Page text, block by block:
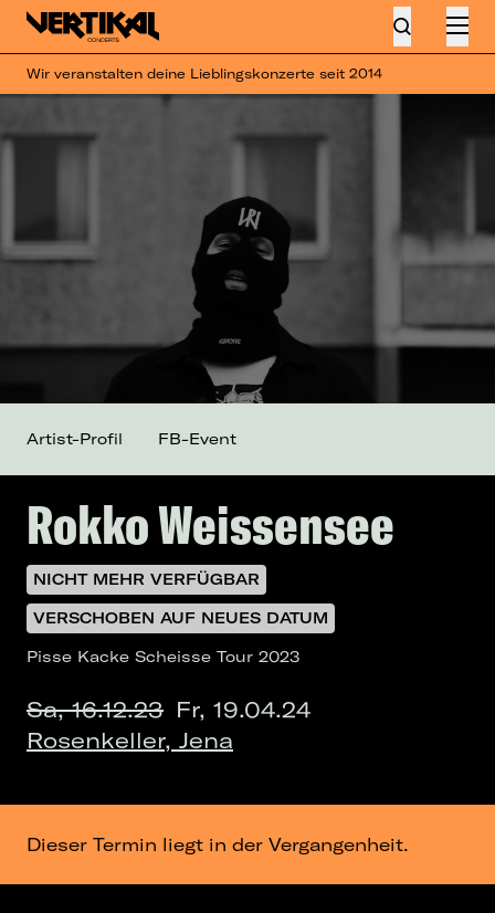
Wir veranstalten deine Lieblingskonzerte seit 2014
Rokko Weissensee
NICHT MEHR VERFÜGBAR
VERSCHOBEN AUF NEUES DATUM
Pisse Kacke Scheisse Tour 2023
Sa, 16.12.23 Fr, 19.04.24
Rosenkeller, Jena
Artist-Profil FB-Event
Dieser Termin liegt in der Vergangenheit.